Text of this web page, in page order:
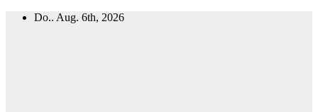
Zum
Do.. Aug. 6th, 2026